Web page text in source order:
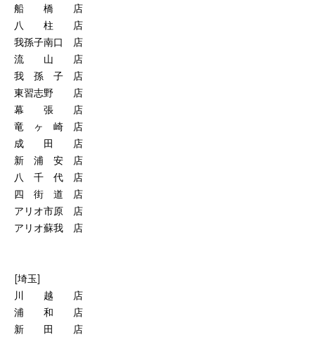
船 橋 店
八 柱 店
我孫子南口 店
流 山 店
我 孫 子 店
東習志野 店
幕 張 店
竜 ヶ 崎 店
成 田 店
新 浦 安 店
八 千 代 店
四 街 道 店
アリオ市原 店
アリオ蘇我 店
[埼玉]
川 越 店
浦 和 店
新 田 店